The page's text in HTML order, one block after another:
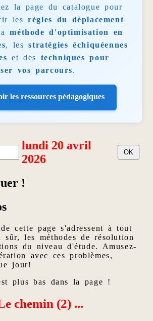
la page du catalogue pour
lesrègles du déplacement
méthode d'optimisation en
, lesstratégies échiquéennes
et des techniques pour
vos parcours.
les ressources pédagogiques
lundi 20 avril
2026
!
cette page s'adressent à tout
sûr, les méthodes de résolution
du niveau d'étude. Amusez-
avec ces problèmes,
jour!
plus bas dans la page !
chemin (2) ...